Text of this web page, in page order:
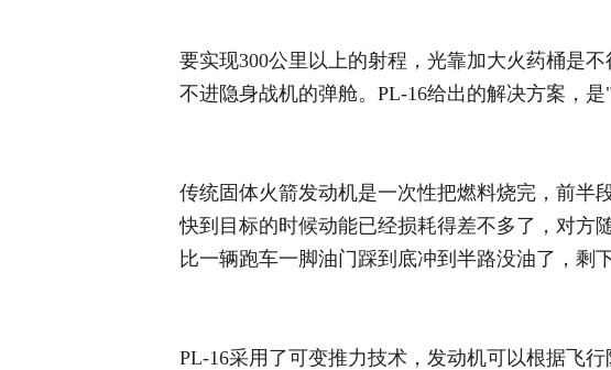
要实现300公里以上的射程，光靠加大火药桶是
不进隐身战机的弹舱。PL-16给出的解决方案，是
传统固体火箭发动机是一次性把燃料烧完，前半
快到目标的时候动能已经损耗得差不多了，对方
比一辆跑车一脚油门踩到底冲到半路没油了，剩
PL-16采用了可变推力技术，发动机可以根据飞